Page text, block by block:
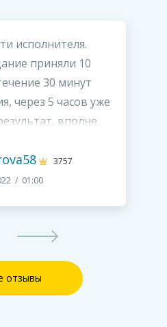
исполнителя.
приняли 10
30 минут
через 5 часов уже
вполне
3757
/ 01:00
отзывы